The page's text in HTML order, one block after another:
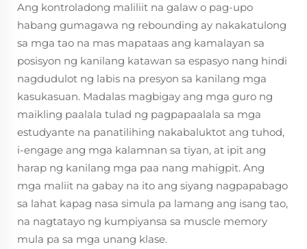
Ang kontroladong maliliit na galaw o pag-upo
habang gumagawa ng rebounding ay nakakatulong
sa mga tao na mas mapataas ang kamalayan sa
posisyon ng kanilang katawan sa espasyo nang hindi
nagdudulot ng labis na presyon sa kanilang mga
kasukasuan. Madalas magbigay ang mga guro ng
maikling paalala tulad ng pagpapaalala sa mga
estudyante na panatilihing nakabaluktot ang tuhod,
i-engage ang mga kalamnan sa tiyan, at ipit ang
harap ng kanilang mga paa nang mahigpit. Ang
mga maliit na gabay na ito ang siyang nagpapabago
sa lahat kapag nasa simula pa lamang ang isang tao,
na nagtatayo ng kumpiyansa sa muscle memory
mula pa sa mga unang klase.